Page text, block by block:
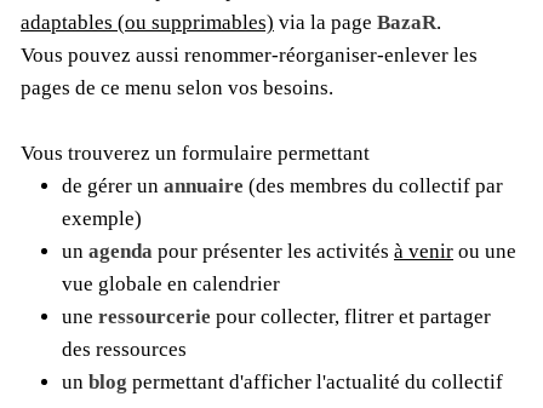
adaptables (ou supprimables) via la page BazaR.
Vous pouvez aussi renommer-réorganiser-enlever les
pages de ce menu selon vos besoins.
Vous trouverez un formulaire permettant
de gérer un annuaire (des membres du collectif par
exemple)
un agenda pour présenter les activités à venir ou une
vue globale en calendrier
une ressourcerie pour collecter, flitrer et partager
des ressources
un blog permettant d'afficher l'actualité du collectif